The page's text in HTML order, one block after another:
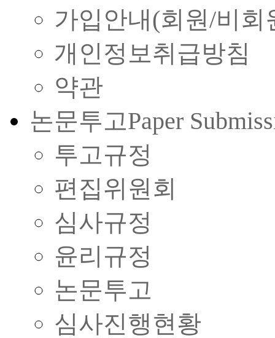
가입안내(회원/비회
개인정보취급방침
약관
논문투고Paper
투고규정
편집위원회
심사규정
윤리규정
논문투고
심사진행현황